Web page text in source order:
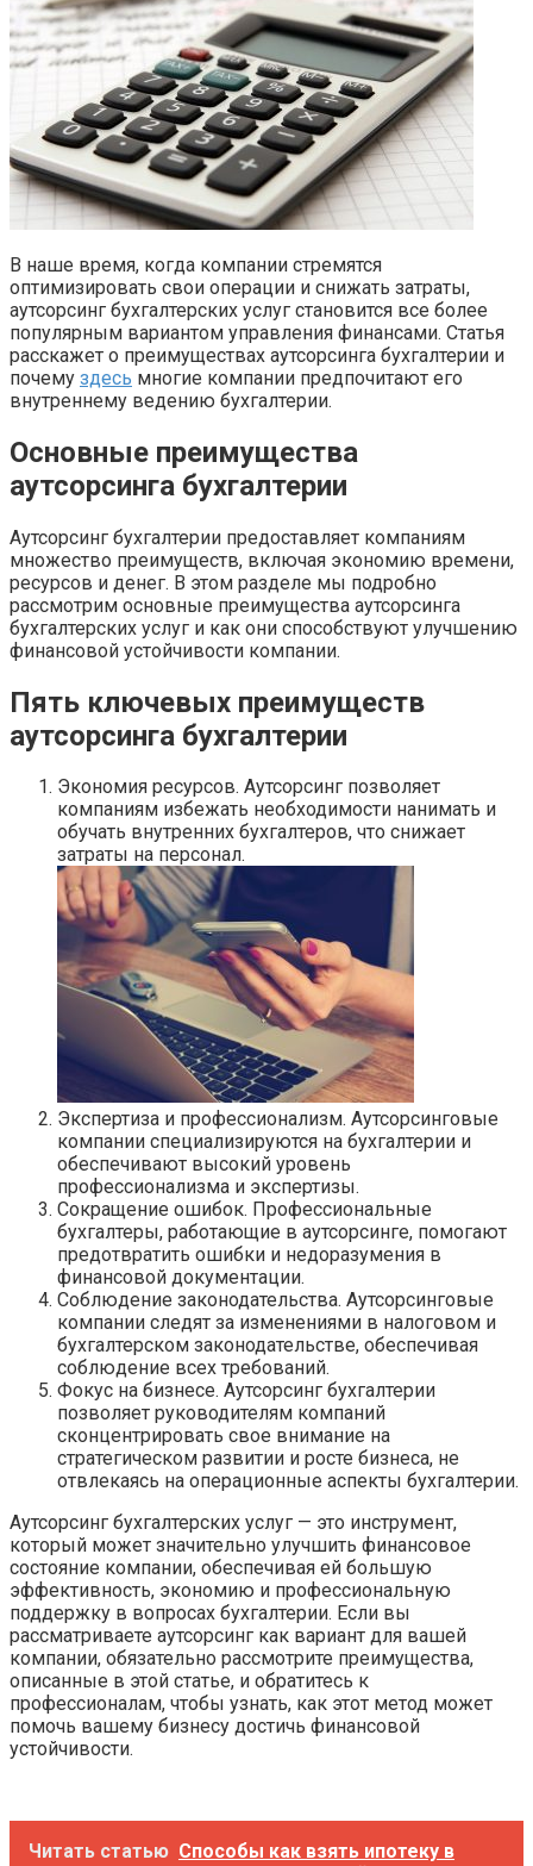
В наше время, когда компании стремятся
оптимизировать свои операции и снижать затраты,
аутсорсинг бухгалтерских услуг становится все более
популярным вариантом управления финансами. Статья
расскажет о преимуществах аутсорсинга бухгалтерии и
почему здесь многие компании предпочитают его
внутреннему ведению бухгалтерии.
Основные преимущества
аутсорсинга бухгалтерии
Аутсорсинг бухгалтерии предоставляет компаниям
множество преимуществ, включая экономию времени,
ресурсов и денег. В этом разделе мы подробно
рассмотрим основные преимущества аутсорсинга
бухгалтерских услуг и как они способствуют улучшению
финансовой устойчивости компании.
Пять ключевых преимуществ
аутсорсинга бухгалтерии
Экономия ресурсов. Аутсорсинг позволяет
компаниям избежать необходимости нанимать и
обучать внутренних бухгалтеров, что снижает
затраты на персонал.
Экспертиза и профессионализм. Аутсорсинговые
компании специализируются на бухгалтерии и
обеспечивают высокий уровень
профессионализма и экспертизы.
Сокращение ошибок. Профессиональные
бухгалтеры, работающие в аутсорсинге, помогают
предотвратить ошибки и недоразумения в
финансовой документации.
Соблюдение законодательства. Аутсорсинговые
компании следят за изменениями в налоговом и
бухгалтерском законодательстве, обеспечивая
соблюдение всех требований.
Фокус на бизнесе. Аутсорсинг бухгалтерии
позволяет руководителям компаний
сконцентрировать свое внимание на
стратегическом развитии и росте бизнеса, не
отвлекаясь на операционные аспекты бухгалтерии.
Аутсорсинг бухгалтерских услуг — это инструмент,
который может значительно улучшить финансовое
состояние компании, обеспечивая ей большую
эффективность, экономию и профессиональную
поддержку в вопросах бухгалтерии. Если вы
рассматриваете аутсорсинг как вариант для вашей
компании, обязательно рассмотрите преимущества,
описанные в этой статье, и обратитесь к
профессионалам, чтобы узнать, как этот метод может
помочь вашему бизнесу достичь финансовой
устойчивости.
Читать статью Способы как взять ипотеку в